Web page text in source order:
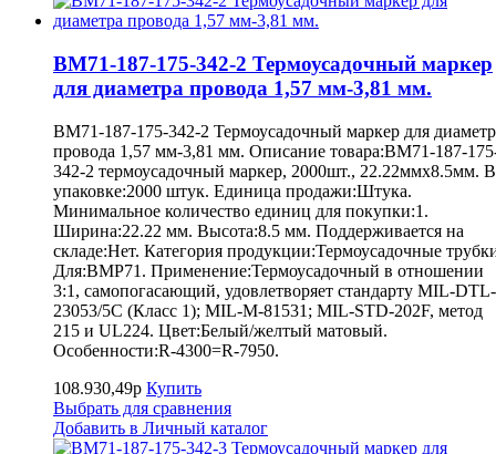
BM71-187-175-342-2 Термоусадочный маркер
для диаметра провода 1,57 мм-3,81 мм.
BM71-187-175-342-2 Термоусадочный маркер для
провода 1,57 мм-3,81 мм. Описание товара:BM71-187-
342-2 термоусадочный маркер, 2000шт., 22.22ммх8.5мм. В
упаковке:2000 штук. Единица продажи:Штука.
Минимальное количество единиц для покупки:1.
Ширина:22.22 мм. Высота:8.5 мм. Поддерживается на
складе:Нет. Категория продукции:Термоусадочные
Для:BMP71. Применение:Термоусадочный в отношении
3:1, самопогасающий, удовлетворяет стандарту MIL-DTL-
23053/5C (Класс 1); MIL-M-81531; MIL-STD-202F, метод
215 и UL224. Цвет:Белый/желтый матовый.
Особенности:R-4300=R-7950.
108.930,49р Купить
Выбрать для сравнения
Добавить в Личный каталог